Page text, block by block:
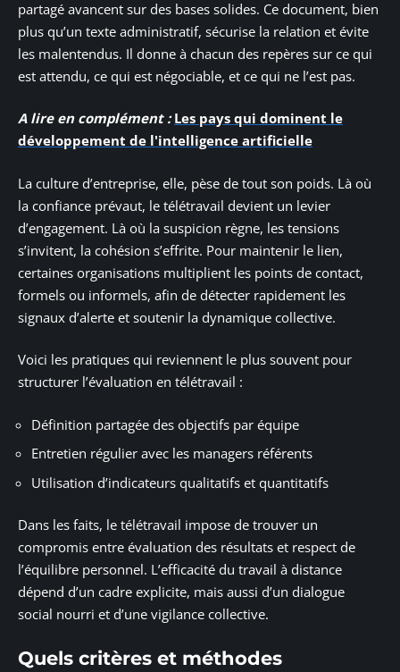
partagé avancent sur des bases solides. Ce document, bien
plus qu’un texte administratif, sécurise la relation et évite
les malentendus. Il donne à chacun des repères sur ce qui
est attendu, ce qui est négociable, et ce qui ne l’est pas.
A lire en complément : Les pays qui dominent le
développement de l'intelligence artificielle
La culture d’entreprise, elle, pèse de tout son poids. Là où
la confiance prévaut, le télétravail devient un levier
d’engagement. Là où la suspicion règne, les tensions
s’invitent, la cohésion s’effrite. Pour maintenir le lien,
certaines organisations multiplient les points de contact,
formels ou informels, afin de détecter rapidement les
signaux d’alerte et soutenir la dynamique collective.
Voici les pratiques qui reviennent le plus souvent pour
structurer l’évaluation en télétravail :
Définition partagée des objectifs par équipe
Entretien régulier avec les managers référents
Utilisation d’indicateurs qualitatifs et quantitatifs
Dans les faits, le télétravail impose de trouver un
compromis entre évaluation des résultats et respect de
l’équilibre personnel. L’efficacité du travail à distance
dépend d’un cadre explicite, mais aussi d’un dialogue
social nourri et d’une vigilance collective.
Quels critères et méthodes